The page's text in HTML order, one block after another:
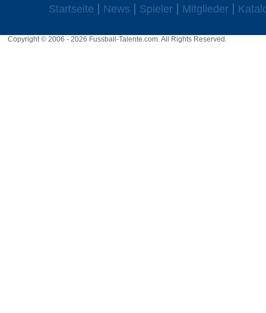
Startseite News Spieler Mitglieder
Copyright © 2006 - 2026 Fussball-Talente.com. All Rights Reserved.